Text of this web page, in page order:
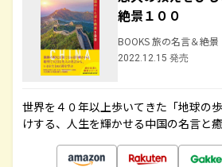
絶景１００
BOOKS 旅の名言＆絶景
2022.12.15 発売
世界を４０年以上歩いてきた「地球の
けする、人生を輝かせる中国の名言と